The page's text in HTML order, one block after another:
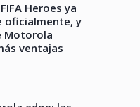
Heroes ya
oficialmente, y
Motorola
ventajas